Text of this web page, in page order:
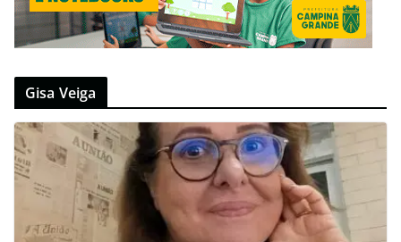
Gisa Veiga